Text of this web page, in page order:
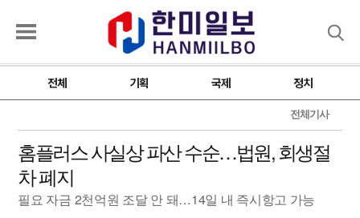
전체 기획 국제 정치
전체기사
홈플러스 사실상 파산 수순…법원, 회생절
차 폐지
필요 자금 2천억원 조달 안 돼…14일 내 즉시항고 가능